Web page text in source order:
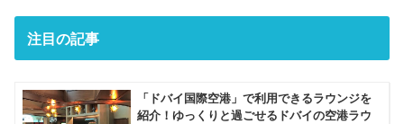
注目の記事
「ドバイ国際空港」で利用できるラウンジを
紹介！ゆっくりと過ごせるドバイの空港ラウ